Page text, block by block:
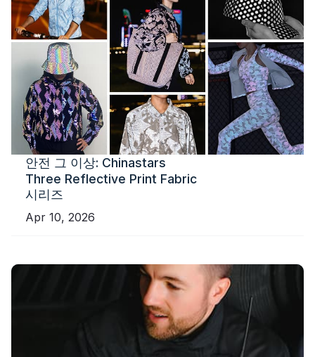
안전 그 이상: Chinastars
Three Reflective Print Fabric
시리즈
Apr 10, 2026